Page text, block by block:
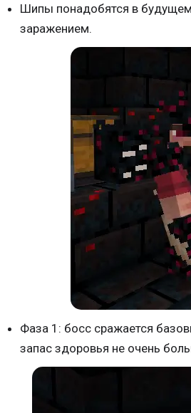
Шипы понадобятся в
заражением.
Фаза 1: босс сражается
запас здоровья не очень